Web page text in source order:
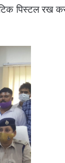
पिस्टल रख कर